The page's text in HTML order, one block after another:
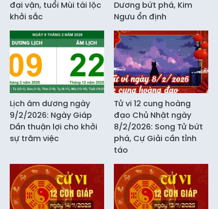
đại vận, tuổi Mùi tài lộc
khởi sắc
Dương bứt phá, Kim
Ngưu ổn định
Lịch âm dương ngày
9/2/2026: Ngày Giáp
Dần thuận lợi cho khởi
sự trăm việc
Tử vi 12 cung hoàng
đạo Chủ Nhật ngày
8/2/2026: Song Tử bứt
phá, Cự Giải cần tỉnh
táo